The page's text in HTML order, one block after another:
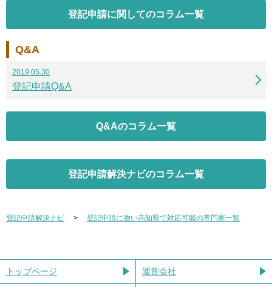
登記申請に関してのコラム一覧
Q&A
2019.05.30
登記申請Q&A
Q&Aのコラム一覧
登記申請解決ナビのコラム一覧
登記申請解決ナビ 登記申請に強い高知県で対応可能の専門家一覧
トップページ 運営会社